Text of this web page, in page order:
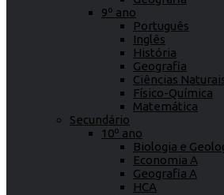
9º ano
Português
Inglês
História
Geografia
Ciências
Físico-Química
Matemática
Secundário
10º ano
Biologia e
Economia A
Geografia A
HCA